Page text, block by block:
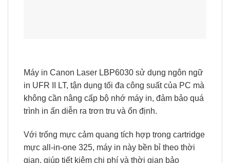
Máy in Canon Laser LBP6030 sử dụng ngôn ngữ
in UFR II LT, tận dụng tối đa công suất của PC mà
không cần nâng cấp bộ nhớ máy in, đảm bảo quá
trình in ấn diễn ra trơn tru và ổn định.
Với trống mực cảm quang tích hợp trong cartridge
mực all-in-one 325, máy in này bền bỉ theo thời
gian, giúp tiết kiệm chi phí và thời gian bảo